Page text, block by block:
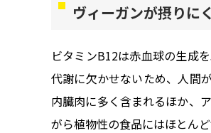
ヴィーガンが摂りに
ビタミンB12は赤血球の生成
代謝に欠かせないため、人間
内臓肉に多く含まれるほか、
がら植物性の食品にはほとん